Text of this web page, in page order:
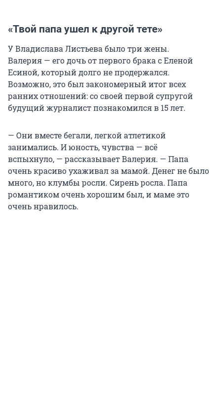
«Твой папа ушел к другой тете»
У Владислава Листьева было три жены.
Валерия — его дочь от первого брака с Еленой
Есиной, который долго не продержался.
Возможно, это был закономерный итог всех
ранних отношений: со своей первой супругой
будущий журналист познакомился в 15 лет.
— Они вместе бегали, легкой атлетикой
занимались. И юность, чувства — всё
вспыхнуло, — рассказывает Валерия. — Папа
очень красиво ухаживал за мамой. Денег не было
много, но клумбы росли. Сирень росла. Папа
романтиком очень хорошим был, и маме это
очень нравилось.